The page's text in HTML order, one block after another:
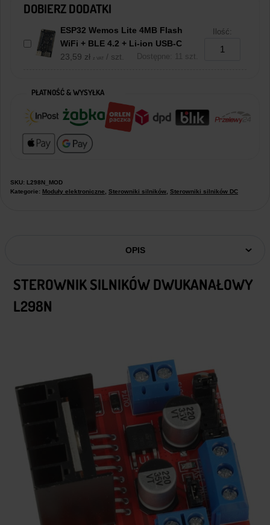
DOBIERZ DODATKI
ESP32 Wemos Lite 4MB Flash
WiFi + BLE 4.2 + Li-ion USB-C
23,59 zł z VAT / szt. Dostępne: 11 szt.
Ilość:
PŁATNOŚĆ & WYSYŁKA
SKU: L298N_MOD
Kategorie: Moduły elektroniczne Sterowniki silników Sterowniki silników DC
OPIS
STEROWNIK SILNIKÓW DWUKANAŁOWY
L298N